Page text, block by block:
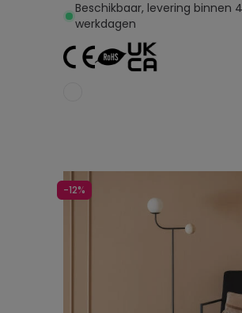
Beschikbaar, levering binnen
werkdagen
-12%